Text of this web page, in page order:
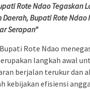
Rote Ndao Tegaskan
Bupati Rote Ndao
Serapan”
Rote Ndao
langkah awal
berjalan terukur dan
kebijakan efisiensi